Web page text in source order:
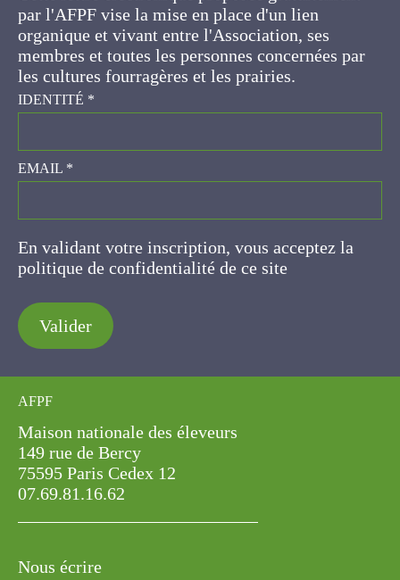
IDENTITÉ*
EMAIL*
En validant votre inscription, vous acceptez la
politique de confidentialité de ce site
Valider
AFPF
Maison nationale des éleveurs
07.69.81.16.62
Nous écrire